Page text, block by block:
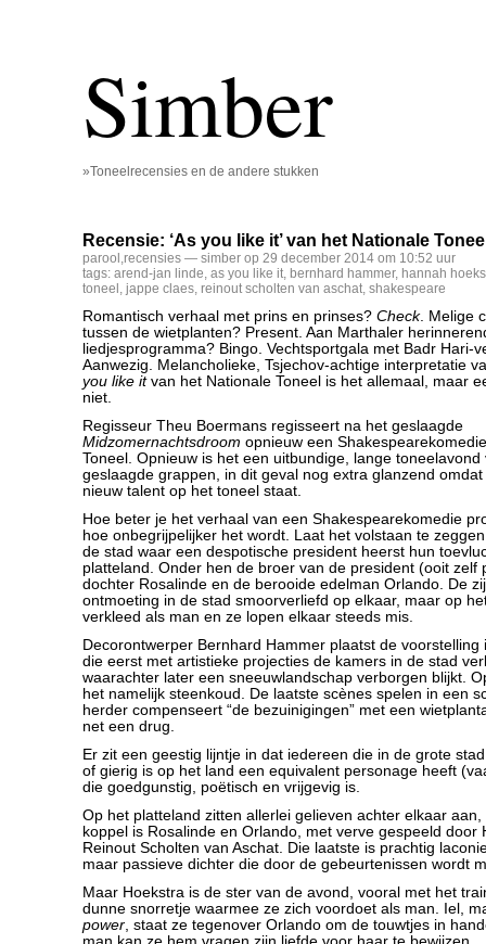
Simber
»Toneelrecensies en de andere stukken
Recensie: ‘As you like it’ van het Nationale
parool ,recensies — simber op 29 december 2014 om 10:52 uur
tags: arend-jan linde, as you like it, bernhard hammer, hannah
toneel , jappe claes, reinout scholten van aschat, shakespeare
Romantisch verhaal met prins en prinses? Check. Melige
tussen de wietplanten? Present. Aan Marthaler
liedjesprogramma? Bingo. Vechtsportgala met Badr Hari-
Aanwezig. Melancholieke, Tsjechov-achtige interpretatie
you like itvan het Nationale Toneel is het allemaal, maar
niet.
Regisseur Theu Boermans regisseert na het geslaagde
Midzomernachtsdroom opnieuw een
Toneel. Opnieuw is het een uitbundige, lange toneelavond
geslaagde grappen, in dit geval nog extra glanzend
nieuw talent op het toneel staat.
Hoe beter je het verhaal van een Shakespearekomedie
hoe onbegrijpelijker het wordt. Laat het volstaan te
de stad waar een despotische president heerst hun
platteland. Onder hen de broer van de president (ooit zelf
dochter Rosalinde en de berooide edelman Orlando. De
ontmoeting in de stad smoorverliefd op elkaar, maar op
verkleed als man en ze lopen elkaar steeds mis.
Decorontwerper Bernhard Hammer plaatst de voorstelling
die eerst met artistieke projecties de kamers in de stad
waarachter later een sneeuwlandschap verborgen blijkt.
het namelijk steenkoud. De laatste scènes spelen in een
herder compenseert “de bezuinigingen” met een
net een drug.
Er zit een geestig lijntje in dat iedereen die in de grote
of gierig is op het land een equivalent personage heeft
die goedgunstig, poëtisch en vrijgevig is.
Op het platteland zitten allerlei gelieven achter elkaar
koppel is Rosalinde en Orlando, met verve gespeeld door
Reinout Scholten van Aschat. Die laatste is prachtig
maar passieve dichter die door de gebeurtenissen wordt
Maar Hoekstra is de ster van de avond, vooral met het
dunne snorretje waarmee ze zich voordoet als man. Iel,
power, staat ze tegenover Orlando om de touwtjes in